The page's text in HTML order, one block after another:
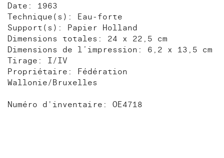
Date: 1963
Technique(s): Eau-forte
Support(s): Papier Holland
Dimensions totales: 24 x 22,5 cm
Dimensions de l’impression: 6,2 x 13,5 cm
Tirage: I/IV
Propriétaire: Fédération
Wallonie/Bruxelles
Numéro d'inventaire: OE4718